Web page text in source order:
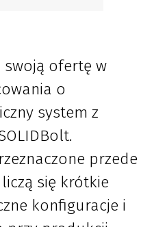
swoją ofertę w
o
system z
przede
się krótkie
konfiguracje i